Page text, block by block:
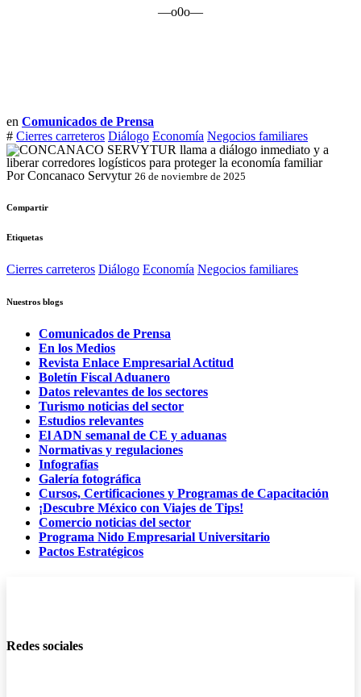
—o0o—
en Comunicados de Prensa
# Cierres carreteros Diálogo Economía Negocios familiares
Por Concanaco Servytur 26 de noviembre de 2025
Compartir
Etiquetas
Cierres carreteros Diálogo Economía Negocios familiares
Nuestros blogs
Comunicados de Prensa
En los Medios
Revista Enlace Empresarial Actitud
Boletín Fiscal Aduanero
Datos relevantes de los sectores
Turismo noticias del sector
Estudios relevantes
El ADN semanal de CE y aduanas
Normativas y regulaciones
Infografías
Galería fotográfica
Cursos, Certificaciones y Programas de Capacitación
¡Descubre México con Viajes de Tips!
Comercio noticias del sector
Programa Nido Empresarial Universitario
Pactos Estratégicos
Redes sociales